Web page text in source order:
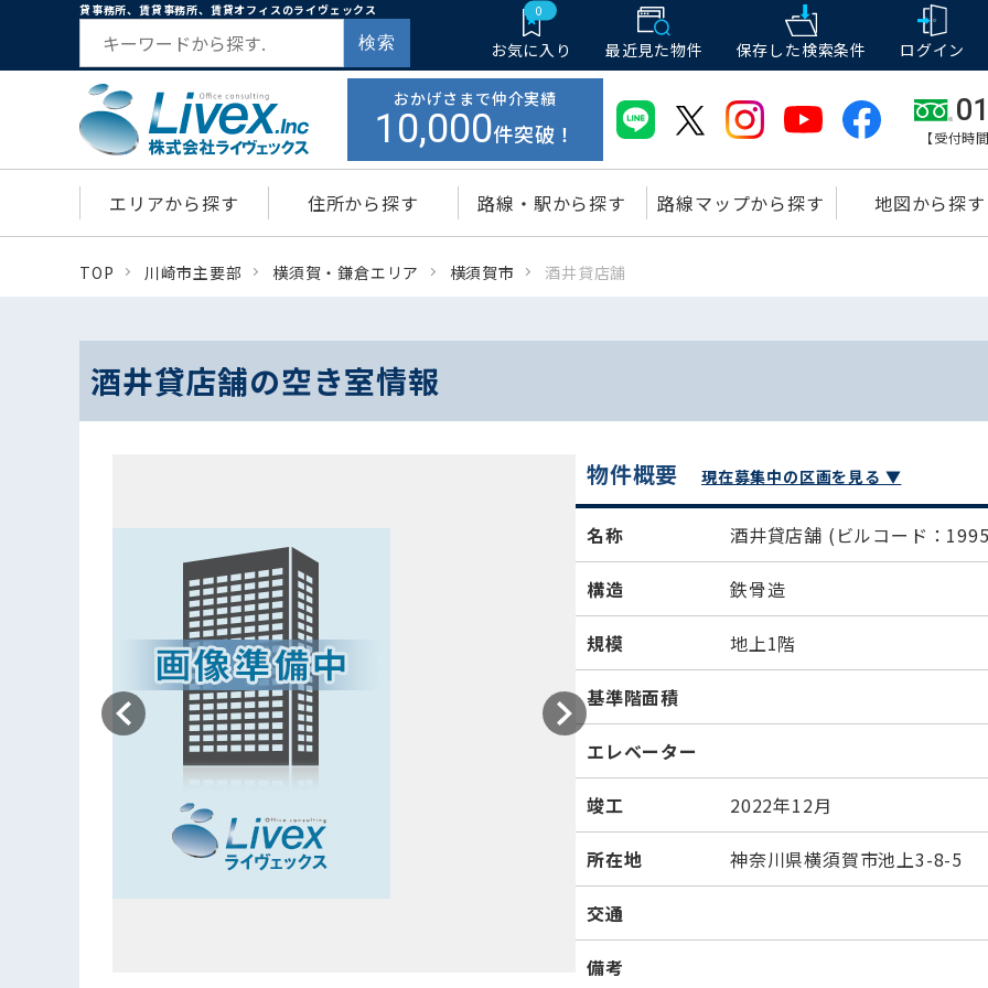
貸事務所、賃貸事務所、賃貸オフィスのライヴェックス
検索
0
お気に入り 最近見た物件 保存した検索条件 ログイン
おかげさまで仲介実績
10,000件突破！ 【受付時
エリアから探す 住所から探す 路線・駅から探す 路線マップから探す 地図から探す
TOP 川崎市主要部 横須賀・鎌倉エリア 横須賀市 酒井貸店舗
酒井貸店舗の空き室情報
物件概要 現在募集中の区画を見る ▼
名称 酒井貸店舗 (ビルコード：
構造 鉄骨造
規模 地上1階
基準階面積
エレベーター
竣工 2022年12月
所在地 神奈川県横須賀市池上3-8-5
交通
備考